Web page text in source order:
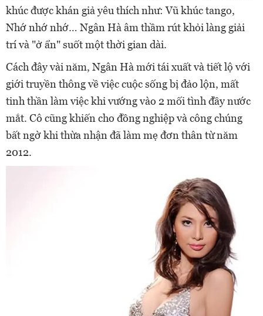
khúc được khán giả yêu thích như: Vũ khúc tango,
Nhớ nhớ nhớ… Ngân Hà âm thầm rút khỏi làng giải
trí và "ở ẩn" suốt một thời gian dài.
Cách đây vài năm, Ngân Hà mới tái xuất và tiết lộ với
giới truyền thông về việc cuộc sống bị đảo lộn, mất
tinh thần làm việc khi vướng vào 2 mối tình đầy nước
mắt. Cô cũng khiến cho đồng nghiệp và công chúng
bất ngờ khi thừa nhận đã làm mẹ đơn thân từ năm
2012.